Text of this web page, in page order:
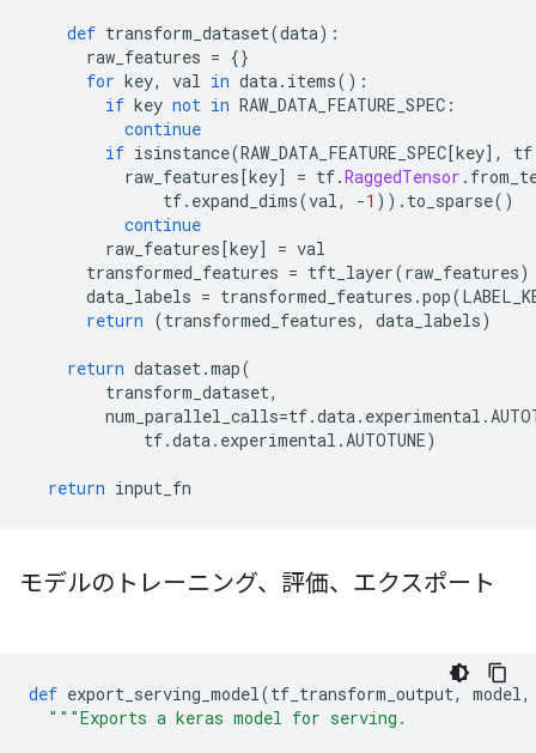
def transform_dataset(data):
raw_features = {}
for key, val in data. items():
if key not in RAW_DATA_FEATURE_SPEC :
continue
if isinstance(RAW_DATA_FEATURE_SPEC[key], tf
raw_features[key] = tf.RaggedTensor .
tf. expand_dims(val, -1 )). to_sparse()
continue
raw_features[key] = val
transformed_features = tft_layer(raw_features)
data_labels = transformed_features .pop(
return (transformed_features, data_labels)
return dataset.map(
transform_dataset,
num_parallel_calls=tf.data. experimental .
tf.data. experimental .AUTOTUNE)
return input_fn
モデルのトレーニング、評価、エクスポート
def export_serving_model(tf_transform_output, model,
"""Exports a keras model for serving.